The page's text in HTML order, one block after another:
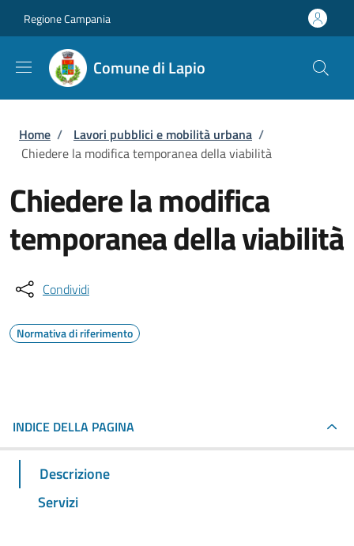
Regione Campania
Comune di Lapio
Briciole di pane
Home / Lavori pubblici e mobilità urbana /
Chiedere la modifica temporanea della viabilità
Chiedere la modifica
temporanea della viabilità
Condividi
Normativa di riferimento
INDICE DELLA PAGINA
Descrizione
Servizi